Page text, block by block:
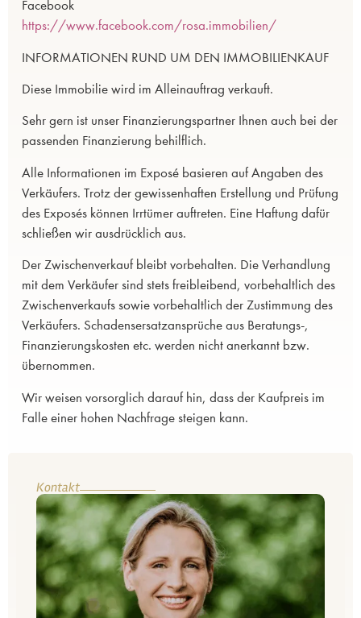
Facebook
https://www.facebook.com/rosa.immobilien/
INFORMATIONEN RUND UM DEN IMMOBILIENKAUF
Diese Immobilie wird im Alleinauftrag verkauft.
Sehr gern ist unser Finanzierungspartner Ihnen auch bei der
passenden Finanzierung behilflich.
Alle Informationen im Exposé basieren auf Angaben des
Verkäufers. Trotz der gewissenhaften Erstellung und Prüfung
des Exposés können Irrtümer auftreten. Eine Haftung dafür
schließen wir ausdrücklich aus.
Der Zwischenverkauf bleibt vorbehalten. Die Verhandlung
mit dem Verkäufer sind stets freibleibend, vorbehaltlich des
Zwischenverkaufs sowie vorbehaltlich der Zustimmung des
Verkäufers. Schadensersatzansprüche aus Beratungs-,
Finanzierungskosten etc. werden nicht anerkannt bzw.
übernommen.
Wir weisen vorsorglich darauf hin, dass der Kaufpreis im
Falle einer hohen Nachfrage steigen kann.
Kontakt